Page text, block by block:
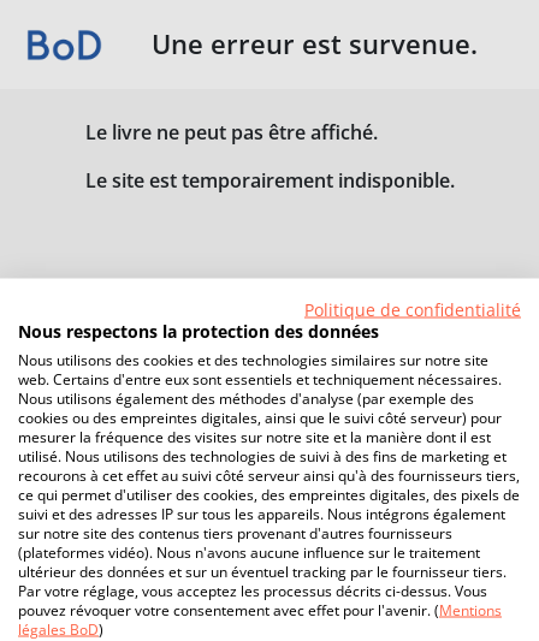
Une erreur est survenue.
Le livre ne peut pas être affiché.
Le site est temporairement indisponible.
Politique de confidentialité
Nous respectons la protection des données
Nous utilisons des cookies et des technologies similaires sur notre site
web. Certains d'entre eux sont essentiels et techniquement nécessaires.
Nous utilisons également des méthodes d'analyse (par exemple des
cookies ou des empreintes digitales, ainsi que le suivi côté serveur) pour
mesurer la fréquence des visites sur notre site et la manière dont il est
utilisé. Nous utilisons des technologies de suivi à des fins de marketing et
recourons à cet effet au suivi côté serveur ainsi qu'à des fournisseurs tiers,
ce qui permet d'utiliser des cookies, des empreintes digitales, des pixels de
suivi et des adresses IP sur tous les appareils. Nous intégrons également
sur notre site des contenus tiers provenant d'autres fournisseurs
(plateformes vidéo). Nous n'avons aucune influence sur le traitement
ultérieur des données et sur un éventuel tracking par le fournisseur tiers.
Par votre réglage, vous acceptez les processus décrits ci-dessus. Vous
pouvez révoquer votre consentement avec effet pour l'avenir. (Mentions
légales BoD)